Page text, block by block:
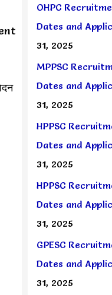
OHPC
Dates and
31, 2025
MPPSC
Dates and
31, 2025
HPPSC
Dates and
31, 2025
HPPSC
Dates and
31, 2025
GPESC
Dates and
31, 2025